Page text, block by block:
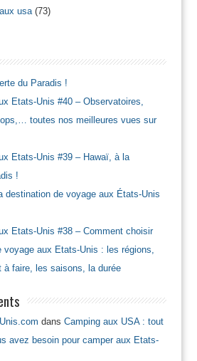
usa(73)
du Paradis !
Etats-Unis #40 – Observatoires,
toutes nos meilleures vues sur
Etats-Unis #39 – Hawaï, à la
!
destination de voyage aux États-Unis
Etats-Unis #38 – Comment choisir
aux Etats-Unis : les régions,
faire, les saisons, la durée
dans Camping aux USA : tout
avez besoin pour camper aux Etats-